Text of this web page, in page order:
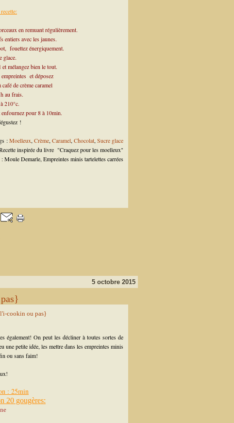
en remuant régulièrement.
entiers avec les jaunes.
fouettez énergiquement.
glace.
et mélangez bien le tout.
et déposez
de crème caramel
au frais.
à 210°c.
pour 8 à 10min.
!
:Moelleux, Crème, Caramel, Chocolat, Sucre glace
inspirée du livre "Craquez pour les moelleux"
Moule Demarle, Empreintes minis tartelettes carrées
5 octobre 2015
également! On peut les décliner à toutes sortes de
une petite idée, les mettre dans les empreintes minis
ou sans faim!
: 25min
20 gougères: